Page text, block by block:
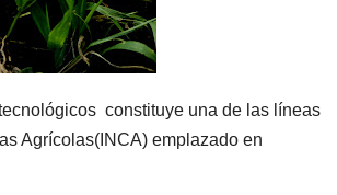
constituye una de las líneas
Agrícolas(INCA) emplazado en